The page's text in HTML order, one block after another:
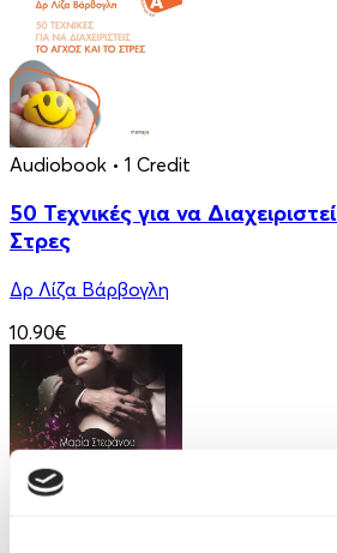
Audiobook • 1 Credit
50 Τεχνικές για να
Στρες
Δρ Λίζα Βάρβογλη
10.90€